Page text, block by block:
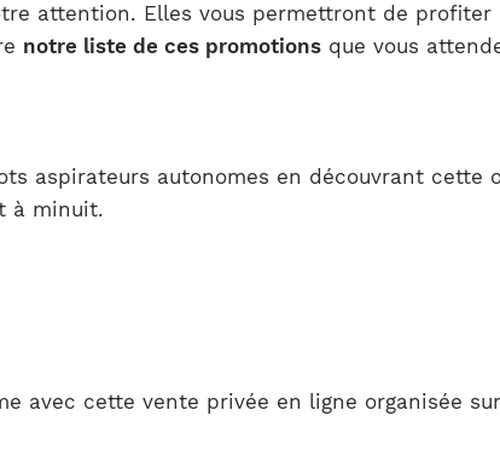
attention. Elles vous permettront de profiter
notre liste de ces promotions que vous
aspirateurs autonomes en découvrant cette
à minuit.
avec cette vente privée en ligne organisée sur